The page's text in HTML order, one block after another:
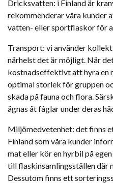
Dricksvatten: i Finland är
rekommenderar våra kunder
vatten- eller sportflaskor för
Transport: vi använder
närhelst det är möjligt. När
kostnadseffektivt att hyra en
optimal storlek för gruppen
skada på fauna och flora.
ägnas åt fåglar under deras
Miljömedvetenhet: det finns
Finland som våra kunder
mat eller kör en hyrbil på
till flaskinsamlingsställen där
Dessutom finns ett